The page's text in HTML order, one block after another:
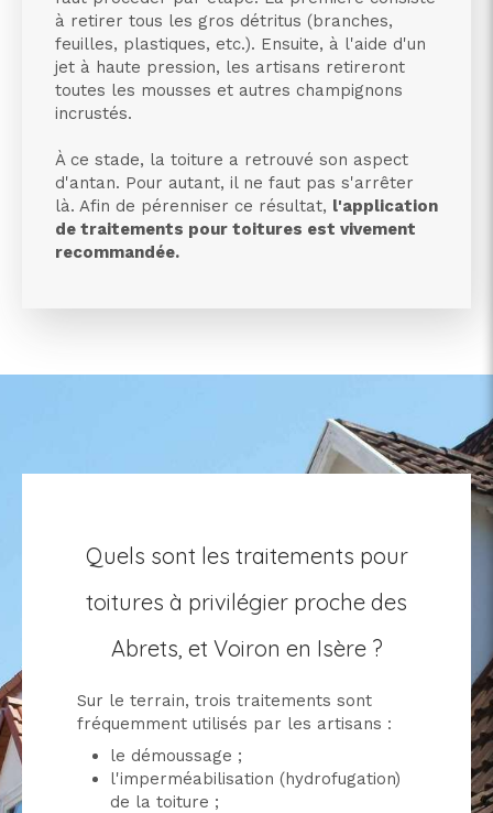
à retirer tous les gros détritus (branches,
feuilles, plastiques, etc.). Ensuite, à l'aide d'un
jet à haute pression, les artisans retireront
toutes les mousses et autres champignons
incrustés.
À ce stade, la toiture a retrouvé son aspect
d'antan. Pour autant, il ne faut pas s'arrêter
là. Afin de pérenniser ce résultat, l'application
de traitements pour toitures est vivement
recommandée.
Quels sont les traitements pour
toitures à privilégier proche des
Abrets, et Voiron en Isère ?
Sur le terrain, trois traitements sont
fréquemment utilisés par les artisans :
le démoussage ;
l'imperméabilisation (hydrofugation)
de la toiture ;